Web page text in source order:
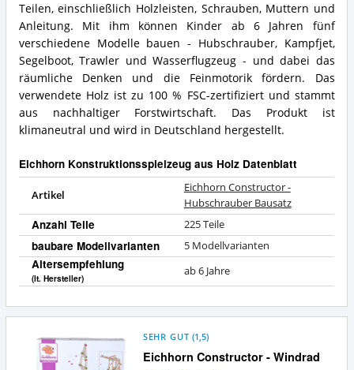
Teilen, einschließlich Holzleisten, Schrauben, Muttern und
Anleitung. Mit ihm können Kinder ab 6 Jahren fünf
verschiedene Modelle bauen - Hubschrauber, Kampfjet,
Segelboot, Trawler und Wasserflugzeug - und dabei das
räumliche Denken und die Feinmotorik fördern. Das
verwendete Holz ist zu 100 % FSC-zertifiziert und stammt
aus nachhaltiger Forstwirtschaft. Das Produkt ist
klimaneutral und wird in Deutschland hergestellt.
Eichhorn Konstruktionsspielzeug aus Holz Datenblatt
Artikel
Eichhorn Constructor -
Hubschrauber Bausatz
Anzahl Teile 225 Teile
baubare Modellvarianten 5 Modellvarianten
Altersempfehlung
(lt. Hersteller)
ab 6 Jahre
Eichhorn Constructor - Windrad
SEHR GUT (1,5)